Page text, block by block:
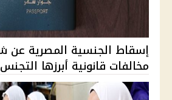
مخالفات قانونية أبرزها